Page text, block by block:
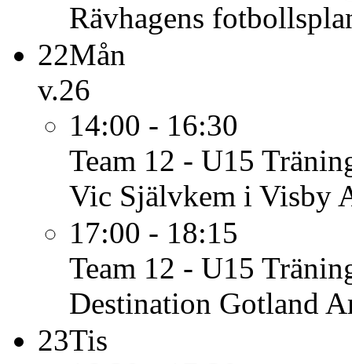
Rävhagens
22Mån
v.26
14:00 - 16:30
Team 12 - U15
Vic Självkem i Visby
17:00 - 18:15
Team 12 - U15
Destination Gotland
23Tis